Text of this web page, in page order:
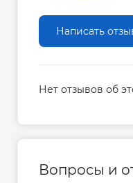
Форма
Диаметр
Расстояние
Вес, кг 33
Написать
Нет отзывов об
Вопросы и